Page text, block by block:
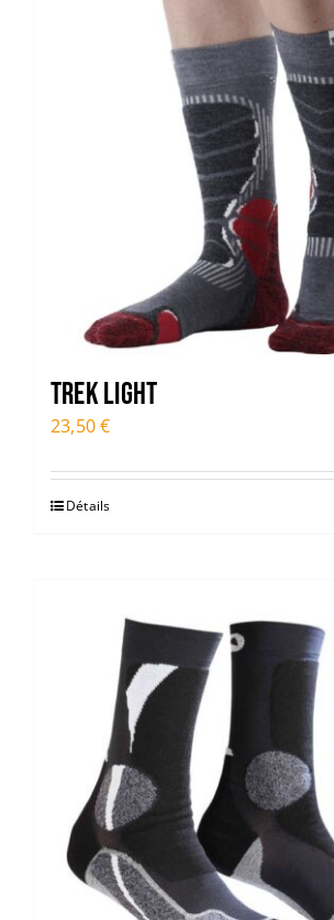
TREK LIGHT
23,50€
Détails